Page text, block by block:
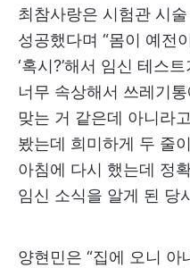
최참사랑은 시험관 시
성공했다며 “몸이 예전
‘혹시?’해서 임신 테스
너무 속상해서 쓰레기
맞는 거 같은데 아니라
봤는데 희미하게 두 줄
아침에 다시 했는데 정
임신 소식을 알게 된 당
양현민은 “집에 오니